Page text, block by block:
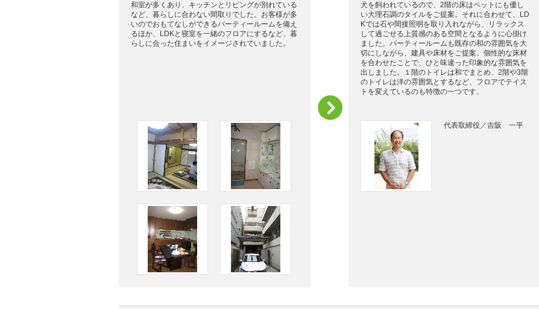
和室が多くあり、キッチンとリビングが別れている
など、暮らしに合わない間取りでした。お客様が多
いのでおもてなしができるパーティールームを備え
るほか、LDKと寝室を一緒のフロアにするなど、暮
らしに合った住まいをイメージされていました。
犬を飼われているので、2階の床はペットにも優し
い大理石調のタイルをご提案。それに合わせて、LD
Kでは石や間接照明を取り入れながら、リラックス
して過ごせる上質感のある空間となるように心掛け
ました。パーティールームも既存の和の雰囲気を大
切にしながら、建具や床材をご提案。個性的な床材
を合わせたことで、ひと味違った印象的な雰囲気を
出しました。１階のトイレは和でまとめ、2階や3階
のトイレは洋の雰囲気とするなど、フロアでテイス
トを変えているのも特徴の一つです。
代表取締役／吉阪 一平